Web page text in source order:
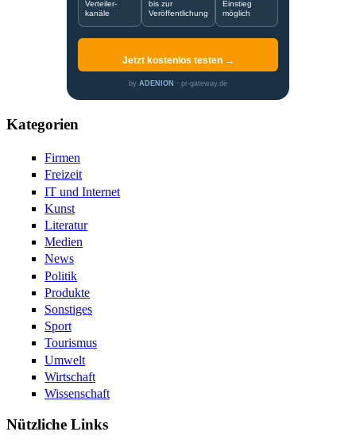
Verteiler-
kanäle
bis zur
Veröffentlichung
Einstieg
möglich
Jetzt kostenlos testen →
by ADENION · pr-gateway.de
Kategorien
Firmen
Freizeit
IT und Internet
Kunst
Literatur
Medien
News
Politik
Produkte
Sonstiges
Sport
Tourismus
Umwelt
Wirtschaft
Wissenschaft
Nützliche Links